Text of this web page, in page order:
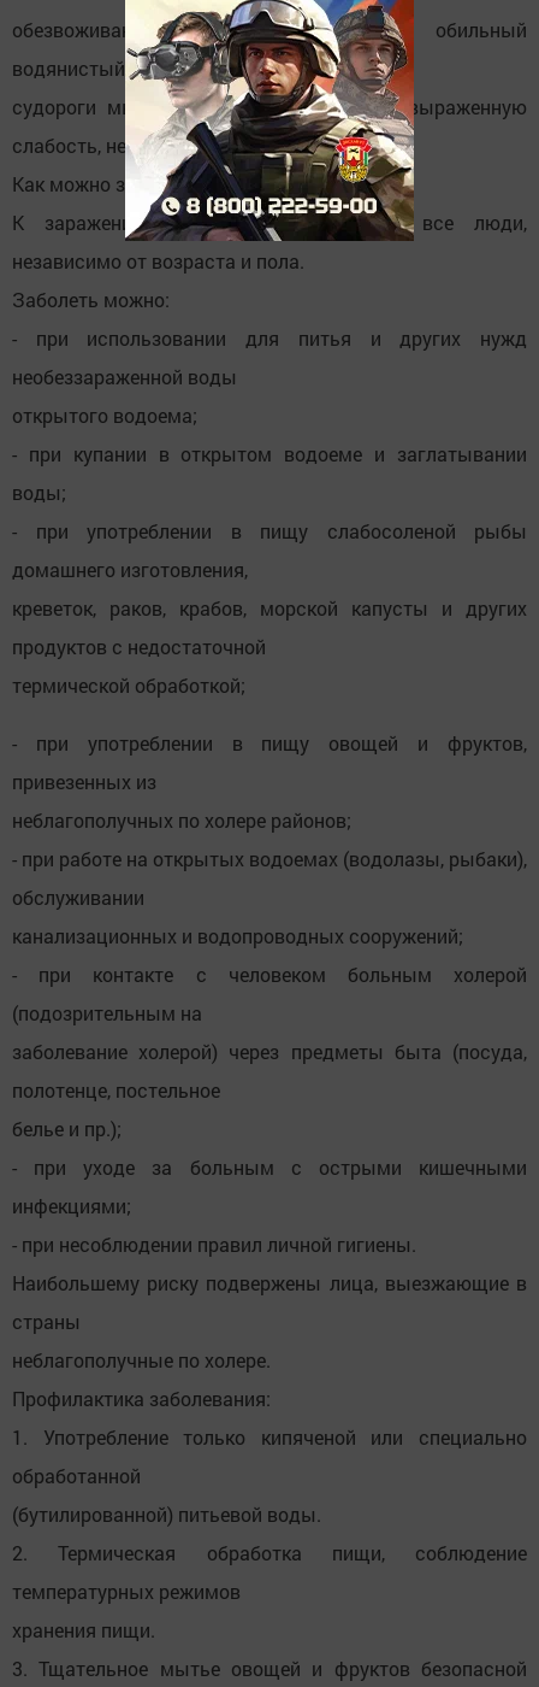
обезвоживания. У больных частый обильный
водянистый стул, рвота, выраженные
судороги мышц. Больные жалуются на выраженную
слабость, неутолимую жажду.
Как можно заразиться?
К заражению холерой восприимчивы все люди,
независимо от возраста и пола.
Заболеть можно:
- при использовании для питья и других нужд
необеззараженной воды
открытого водоема;
- при купании в открытом водоеме и заглатывании
воды;
- при употреблении в пищу слабосоленой рыбы
домашнего изготовления,
креветок, раков, крабов, морской капусты и других
продуктов с недостаточной
термической обработкой;
- при употреблении в пищу овощей и фруктов,
привезенных из
неблагополучных по холере районов;
- при работе на открытых водоемах (водолазы, рыбаки),
обслуживании
канализационных и водопроводных сооружений;
- при контакте с человеком больным холерой
(подозрительным на
заболевание холерой) через предметы быта (посуда,
полотенце, постельное
белье и пр.);
- при уходе за больным с острыми кишечными
инфекциями;
- при несоблюдении правил личной гигиены.
Наибольшему риску подвержены лица, выезжающие в
страны
неблагополучные по холере.
Профилактика заболевания:
1. Употребление только кипяченой или специально
обработанной
(бутилированной) питьевой воды.
2. Термическая обработка пищи, соблюдение
температурных режимов
хранения пищи.
3. Тщательное мытье овощей и фруктов безопасной